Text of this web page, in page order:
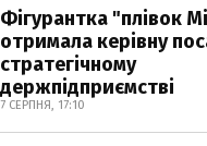
Фігурантка "плівок
отримала керівну
стратегічному
держпідприємстві
7 СЕРПНЯ, 17:10